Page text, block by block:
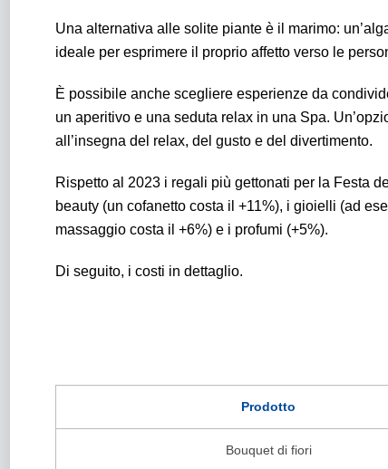
Una alternativa alle solite piante è il marimo:
ideale per esprimere il proprio affetto verso le
È possibile anche scegliere esperienze da
un aperitivo e una seduta relax in una Spa.
all’insegna del relax, del gusto e del divertimento.
Rispetto al 2023 i regali più gettonati per la Festa
beauty (un cofanetto costa il +11%), i gioielli (ad
massaggio costa il +6%) e i profumi (+5%).
Di seguito, i costi in dettaglio.
Prodotto
Bouquet di fiori